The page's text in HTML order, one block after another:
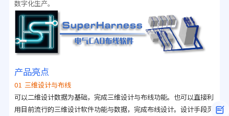
数字化生产。
产品亮点
01 三维设计与布线
可以二维设计数据为基础，完成三维设计与布线功能。也可以直接利
用目前流行的三维设计软件功能与数据，完成布线设计。设计手段灵